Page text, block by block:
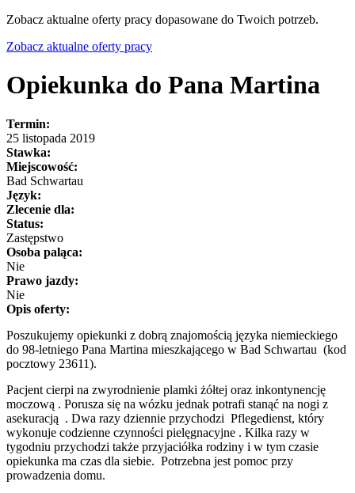
Zobacz aktualne oferty pracy dopasowane do Twoich potrzeb.
Zobacz aktualne oferty pracy
Opiekunka do Pana Martina
Termin:
25 listopada 2019
Stawka:
Miejscowość:
Bad Schwartau
Język:
Zlecenie dla:
Status:
Zastępstwo
Osoba paląca:
Nie
Prawo jazdy:
Nie
Opis oferty:
Poszukujemy opiekunki z dobrą znajomością języka niemieckiego
do 98-letniego Pana Martina mieszkającego w Bad Schwartau (kod
pocztowy 23611).
Pacjent cierpi na zwyrodnienie plamki żółtej oraz inkontynencję
moczową . Porusza się na wózku jednak potrafi stanąć na nogi z
asekuracją . Dwa razy dziennie przychodzi Pflegedienst, który
wykonuje codzienne czynności pielęgnacyjne . Kilka razy w
tygodniu przychodzi także przyjaciółka rodziny i w tym czasie
opiekunka ma czas dla siebie. Potrzebna jest pomoc przy
prowadzenia domu.